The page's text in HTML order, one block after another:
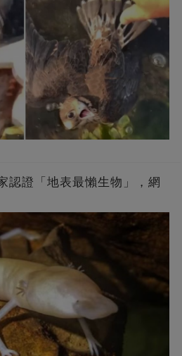
認證「地表最懶生物」，網